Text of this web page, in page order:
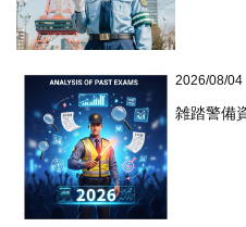
2026/08/04
雑踏警備